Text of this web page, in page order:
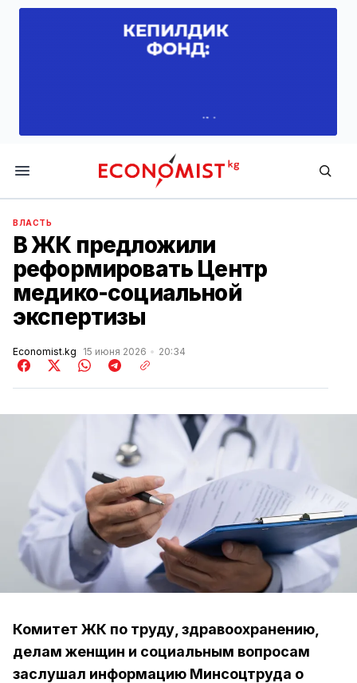
Economist.kg
ВЛАСТЬ
В ЖК предложили
реформировать Центр
медико-социальной
экспертизы
Economist.kg 15 июня 2026 20:34
Комитет ЖК по труду, здравоохранению,
делам женщин и социальным вопросам
заслушал информацию Минсоцтруда о